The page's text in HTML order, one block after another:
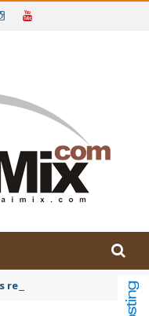
representam o Brasil no